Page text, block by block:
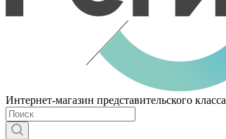
Интернет-магазин представительского класса